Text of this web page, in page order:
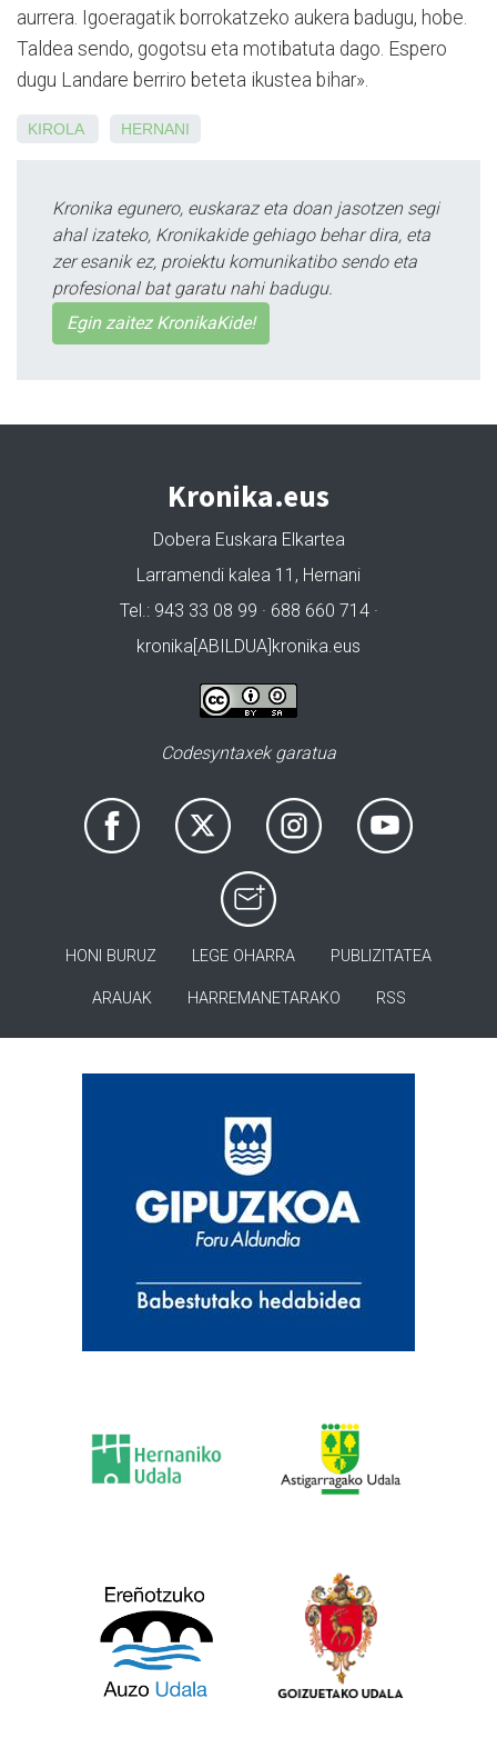
aurrera. Igoeragatik borrokatzeko aukera badugu, hobe.
Taldea sendo, gogotsu eta motibatuta dago. Espero
dugu Landare berriro beteta ikustea bihar».
KIROLA HERNANI
Kronika egunero, euskaraz eta doan jasotzen segi
ahal izateko, Kronikakide gehiago behar dira, eta
zer esanik ez, proiektu komunikatibo sendo eta
profesional bat garatu nahi badugu.
Egin zaitez KronikaKide!
Kronika.eus
Dobera Euskara Elkartea
Larramendi kalea 11, Hernani
Tel.: 943 33 08 99 · 688 660 714 ·
kronika[ABILDUA]kronika.eus
Codesyntaxek garatua
HONI BURUZ LEGE OHARRA PUBLIZITATEA
ARAUAK HARREMANETARAKO RSS